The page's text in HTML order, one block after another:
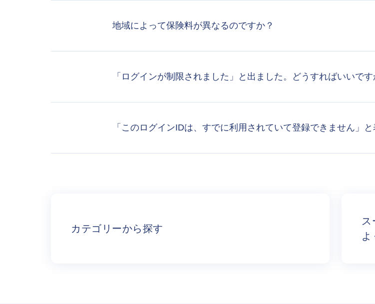
地域によって保険料が異なるのですか？
「ログインが制限されました」と出ました。どうすればいいです
「このログインIDは、すでに利用されていて登録できません」と
カテゴリーから探す
ス